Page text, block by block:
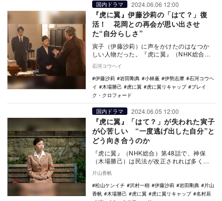
国内ドラマ 2024.06.06 12:00
『虎に翼』伊藤沙莉の「はて？」復
活！ 花岡との再会が思い出させ
た“自分らしさ”
寅子（伊藤沙莉）に声をかけたのはなつか
しい人物だった。『虎に翼』（NHK総合）
っかけをつ…
石河コウヘイ
伊藤沙莉
岩田剛典 小林薫 伊勢志摩
石河コウヘ
イ
木場勝己 虎に翼 虎に翼リキャップ
ブレイ
ク・クロフォード
国内ドラマ 2024.06.05 12:00
『虎に翼』「はて？」が失われた寅子
が心苦しい “一度逃げ出した自分”と
どう向き合うのか
『虎に翼』（NHK総合）第48話で、神保
（木場勝己）は民法が改正されれば多くの
人が混乱すると語る。突然神保から話を振
られた寅子（…
片山香帆
松山ケンイチ
沢村一樹 伊藤沙莉 岩田剛典
片山
香帆
木場勝己 虎に翼 虎に翼リキャップ
名村辰